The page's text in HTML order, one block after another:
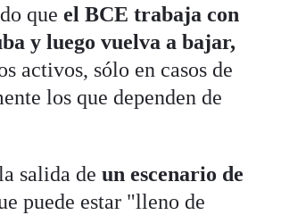
queel BCE trabaja con
y luego vuelva a bajar,
activos, sólo en casos de
los que dependen de
salida de un escenario de
puede estar "lleno de